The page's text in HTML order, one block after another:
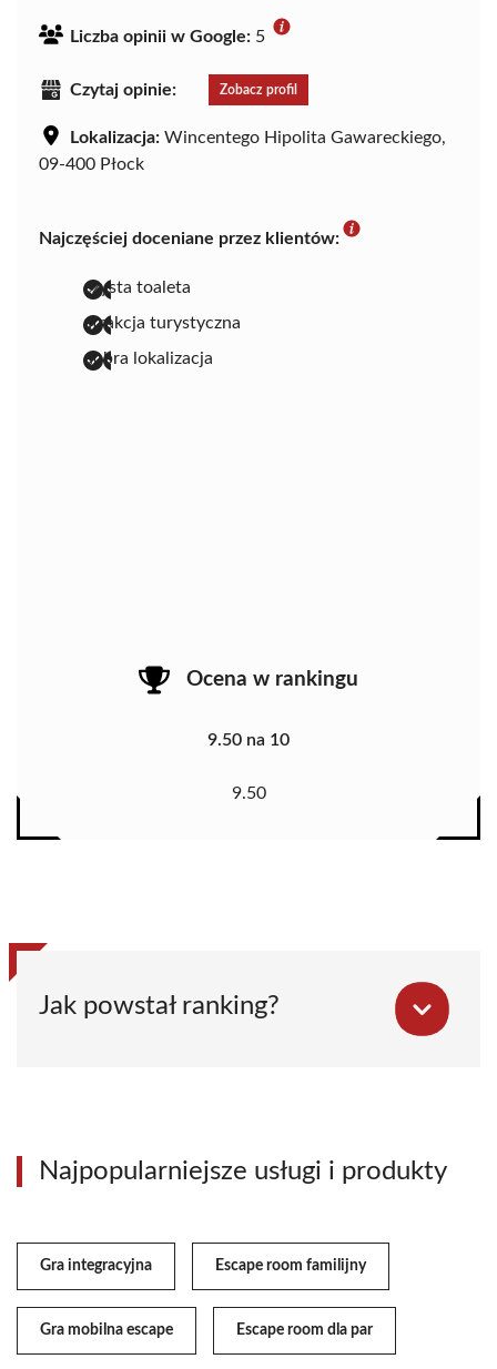
Liczba opinii w Google: 5
Czytaj opinie: Zobacz profil
Lokalizacja: Wincentego Hipolita Gawareckiego,
09-400 Płock
Najczęściej doceniane przez klientów:
czysta toaleta
atrakcja turystyczna
dobra lokalizacja
Ocena w rankingu
9.50 na 10
9.50
Jak powstał ranking?
Najpopularniejsze usługi i produkty
Gra integracyjna Escape room familijny
Gra mobilna escape Escape room dla par